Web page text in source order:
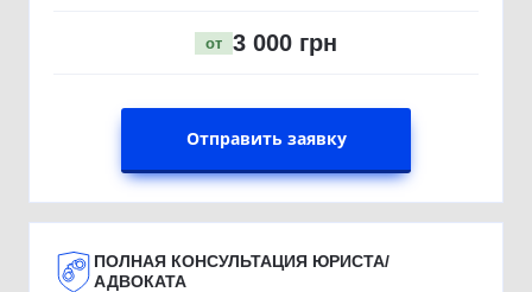
от 3 000 грн
Отправить заявку
ПОЛНАЯ КОНСУЛЬТАЦИЯ ЮРИСТА/
АДВОКАТА